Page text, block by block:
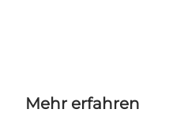
Mehr erfahren